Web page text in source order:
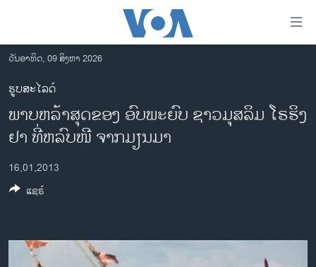
ເຂົ້າ
ຫາ
ຂ້າມ
ຂ້າມ
ຂ້າມ
ໄປ
ຫາ
ຊອກ
ລາວ
ອາເມຣິກາ
ການເລືອກຕັ້ງ ປະທານາທີບໍດີ ສະຫະລັດ 2024
ຂ່າວ​ຈີນ
ອິດສະຫຼະພາບດ້ານການຂ່າວ
ວັນອາທິດ, 09 ສິງຫາ 2026
ຮູບສະໄລດ໌
ພາບຫລ້າສຸດຂອງ ອົບພະຍົບ ຊາວມຸສລິມ ໂຣຮິງ
ຢາ ທີ່ຫລົບໜີ ຈາກມຽນມາ
16,01,2013
ແຊຣ໌